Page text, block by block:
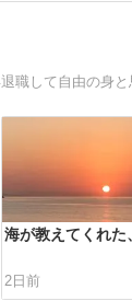
職して自由の身
海が教えてくれた
2日前